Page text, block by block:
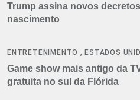
Trump assina novos
nascimento
ENTRETENIMENTO ,ESTADOS
Game show mais antigo da
gratuita no sul da Flórida